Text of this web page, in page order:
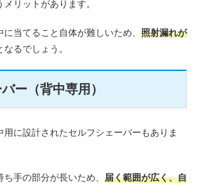
メリットがあります。
当てること自体が難しいため、 照射漏れが
るでしょう。
ー（背中専用）
に設計されたセルフシェーバーもありま
手の部分が長いため、 届く範囲が広く、自